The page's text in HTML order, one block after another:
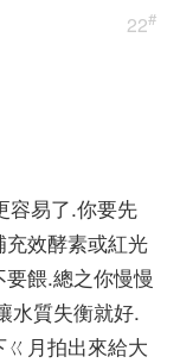
22#
容易了.你要先
效酵素或紅光
餵.總之你慢慢
水質失衡就好.
月拍出來給大